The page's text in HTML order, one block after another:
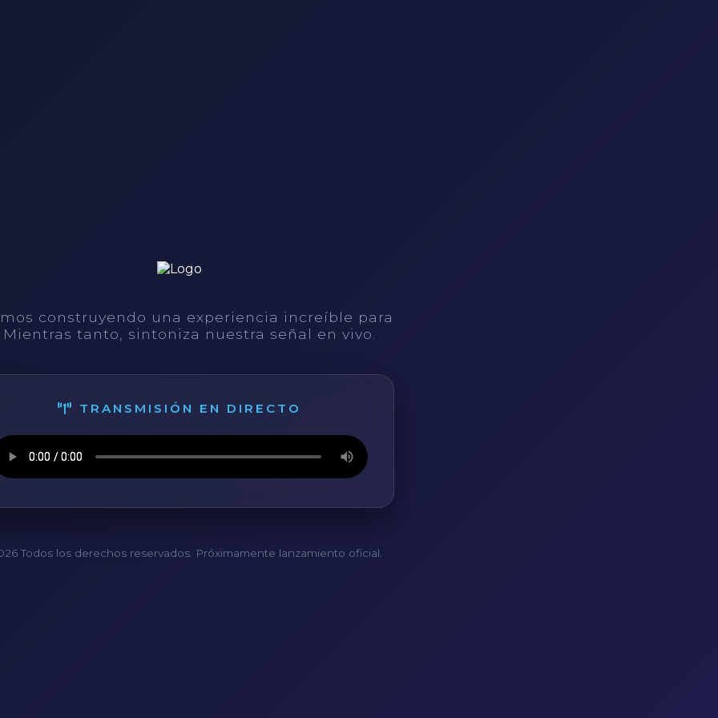
construyendo una experiencia increíble para
tanto, sintoniza nuestra señal en vivo.
TRANSMISIÓN EN DIRECTO
Todos los derechos reservados. Próximamente lanzamiento oficial.